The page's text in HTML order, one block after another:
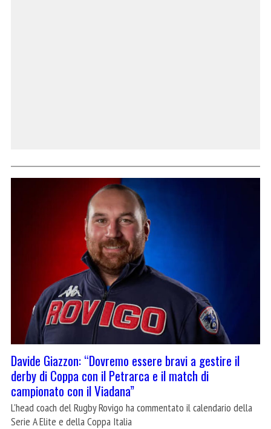
Davide Giazzon: “Dovremo essere bravi a gestire il
derby di Coppa con il Petrarca e il match di
campionato con il Viadana”
L'head coach del Rugby Rovigo ha commentato il calendario della
Serie A Elite e della Coppa Italia